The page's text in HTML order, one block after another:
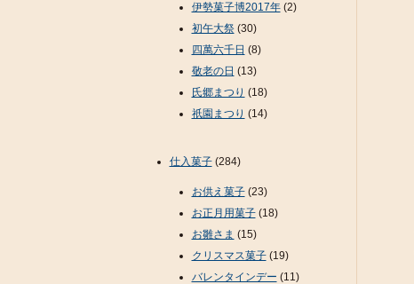
伊勢菓子博2017年(2)
初午大祭(30)
四萬六千日 (8)
敬老の日 (13)
氏郷まつり (18)
祇園まつり (14)
仕入菓子(284)
お供え菓子(23)
お正月用菓子(18)
お雛さま (15)
クリスマス菓子(19)
バレンタインデー (11)